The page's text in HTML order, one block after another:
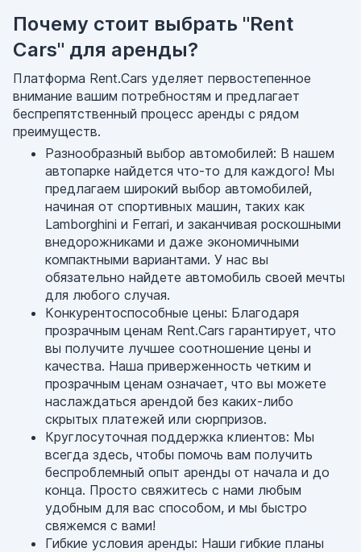
Почему стоит выбрать "Rent
Cars" для аренды?
Платформа Rent.Cars уделяет первостепенное
внимание вашим потребностям и предлагает
беспрепятственный процесс аренды с рядом
преимуществ.
Разнообразный выбор автомобилей: В нашем
автопарке найдется что-то для каждого! Мы
предлагаем широкий выбор автомобилей,
начиная от спортивных машин, таких как
Lamborghini и Ferrari, и заканчивая роскошными
внедорожниками и даже экономичными
компактными вариантами. У нас вы
обязательно найдете автомобиль своей мечты
для любого случая.
Конкурентоспособные цены: Благодаря
прозрачным ценам Rent.Cars гарантирует, что
вы получите лучшее соотношение цены и
качества. Наша приверженность четким и
прозрачным ценам означает, что вы можете
наслаждаться арендой без каких-либо
скрытых платежей или сюрпризов.
Круглосуточная поддержка клиентов: Мы
всегда здесь, чтобы помочь вам получить
беспроблемный опыт аренды от начала и до
конца. Просто свяжитесь с нами любым
удобным для вас способом, и мы быстро
свяжемся с вами!
Гибкие условия аренды: Наши гибкие планы